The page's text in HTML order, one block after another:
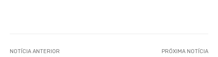
NOTÍCIA ANTERIOR PRÓXIMA NOTÍCIA